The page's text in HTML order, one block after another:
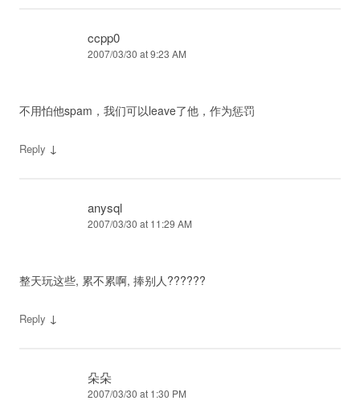
ccpp0
2007/03/30 at 9:23 AM
不用怕他spam，我们可以leave了他，作为惩罚
Reply ↓
anysql
2007/03/30 at 11:29 AM
整天玩这些, 累不累啊, 捧别人??????
Reply ↓
朵朵
2007/03/30 at 1:30 PM